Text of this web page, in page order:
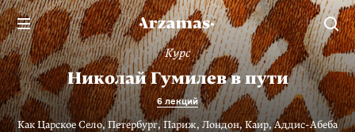
Курс
Николай Гумилев в пути
6 лекций
Как Царское Село, Петербург, Париж, Лондон, Каир, Аддис-Абеба